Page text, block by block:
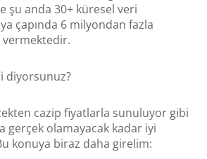
şu anda 30+ küresel veri
çapında 6 milyondan fazla
diyorsunuz?
cazip fiyatlarla sunuluyor gibi
gerçek olamayacak kadar iyi
konuya biraz daha girelim: